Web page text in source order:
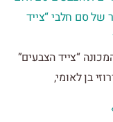
חלבי “צייד
“צייד הצבעים”
לאומי,